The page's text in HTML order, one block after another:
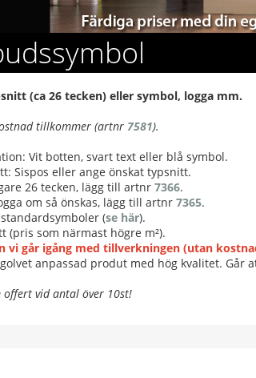
(ca 26 tecken) eller symbol, logga mm.
tillkommer (artnr 7581).
Vit botten, svart text eller blå symbol.
Sispos eller ange önskat typsnitt.
26 tecken, lägg till artnr 7366.
om så önskas, lägg till artnr 7365.
standardsymboler (se här).
(pris som närmast högre m²).
vi går igång med tillverkningen (utan
anpassad produt med hög kvalitet. Går
offert vid antal över 10st!